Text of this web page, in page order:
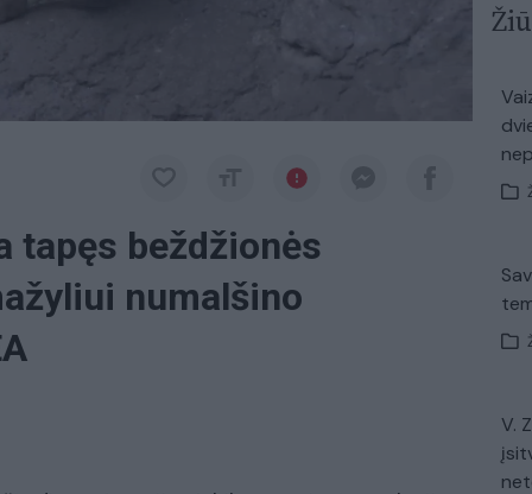
tapęs beždžionės
numalšino
V.